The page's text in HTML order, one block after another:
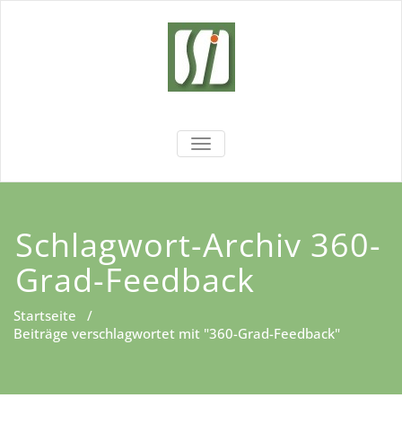
Institut
Wir fördern Ihre Entwicklung!
NAVIGATION UMSCHALTEN
Schlagwort-Archiv 360-
Grad-Feedback
Startseite /
Beiträge verschlagwortet mit "360-Grad-Feedback"